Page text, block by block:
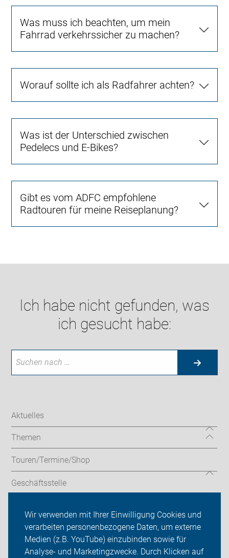
Wir verwenden mit Ihrer Einwilligung Cookies und
verarbeiten personenbezogene Daten, um externe
Medien (z.B. YouTube) einzubinden sowie für
Analyse- und Marketingzwecke. Durch Klicken auf
Was muss ich beachten, um mein
Fahrrad verkehrssicher zu machen?
Worauf sollte ich als Radfahrer achten?
Was ist der Unterschied zwischen
Pedelecs und E-Bikes?
Gibt es vom ADFC empfohlene
Radtouren für meine Reiseplanung?
Ich habe nicht gefunden, was
ich gesucht habe:
Aktuelles
Themen
Touren/Termine/Shop
Geschäftsstelle
ADFC Hamminkeln
Sei dabei